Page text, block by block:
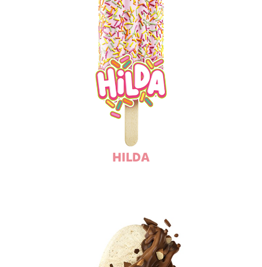
HILDA